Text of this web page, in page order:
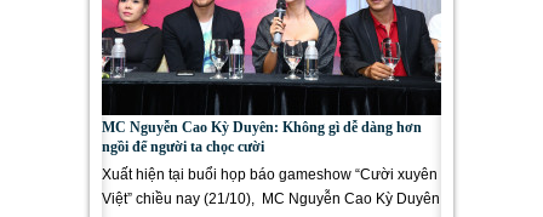
MC Nguyễn Cao Kỳ Duyên: Không gì dễ dàng hơn
ngồi để người ta chọc cười
Xuất hiện tại buổi họp báo gameshow “Cười xuyên
Việt” chiều nay (21/10), MC Nguyễn Cao Kỳ Duyên